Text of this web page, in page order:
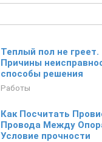
Теплый пол не греет.
Причины
способы решения
Работы
Как Посчитать
Провода Между
Условие прочности